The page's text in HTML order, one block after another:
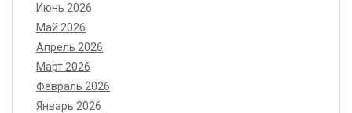
Июнь 2026
Май 2026
Апрель 2026
Март 2026
Февраль 2026
Январь 2026